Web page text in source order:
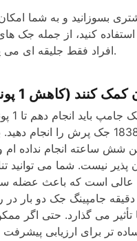
بسوزانید و به شما
استفاده کنید، از جمله
افراد فقط جلیقه ای می پوشند که وزن دارد و این کار به خوبی انجام می شود.
(کاهش 1 پوند)؟
شش ساعته انجام نداده
یک روز امکان پذیر نیست. شما
عالی است که باعث عضله
بنابراین سنگین تر است. شما می توانید با
تر برای ارزیابی